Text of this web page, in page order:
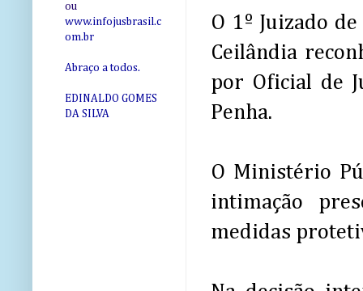
O 1º Juizado
Ceilândia
por Oficial de
Penha.
O Ministério
intimação
medidas
ou
www.infojusbrasil.c
om.br
Abraço a todos.
EDINALDO GOMES
DA SILVA